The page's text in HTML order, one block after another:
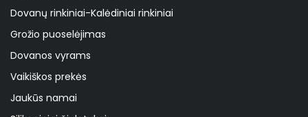
Dovanų rinkiniai-Kalėdiniai rinkiniai
Grožio puoselėjimas
Dovanos vyrams
Vaikiškos prekės
Jaukūs namai